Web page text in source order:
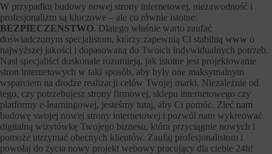
W przypadku budowy nowej strony internetowej, niezawodność i
profesjonalizm są kluczowe – ale co równie istotne:
BEZPIECZEŃSTWO. Dlatego właśnie warto zaufać
doświadczonym specjalistom, którzy zapewnią Ci stabilną www o
najwyższej jakości i dopasowaną do Twoich indywidualnych potrzeb.
Nasi specjaliści doskonale rozumieją, jak istotne jest projektowanie
stron internetowych w taki sposób, aby były one maksymalnym
wsparciem na drodze realizacji celów Twojej marki. Niezależnie od
tego, czy potrzebujesz strony firmowej, sklepu internetowego czy
platformy e-learningowej, jesteśmy tutaj, aby Ci pomóc. Zleć nam
budowę swojej nowej strony internetowej i pozwól nam wykreować
digitalną wizytówkę Twojego biznesu, która przyciągnie nowych i
pomoże utrzymać obecnych klientów. Zaufaj profesjonalistom i
powołaj do życia nowy projekt webowy pracujący dla ciebie 24h!